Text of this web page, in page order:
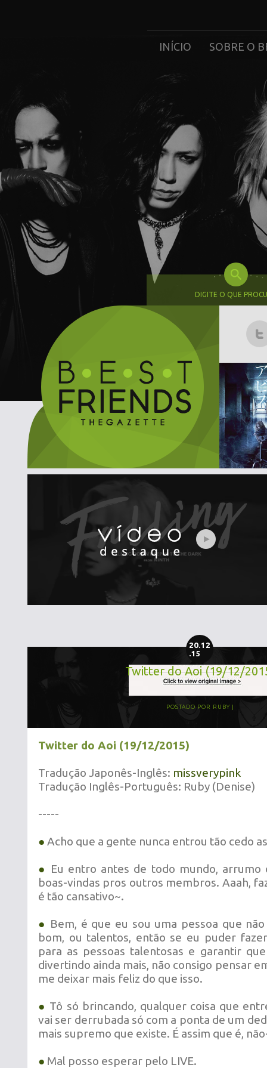
INÍCIO SOBRE O
DIGITE O QUE
20.12
.15
Twitter do Aoi (19/12/
POSTADO POR RUBY
Twitter do Aoi (19/12/2015)
Tradução Japonês-Inglês: missverypink
Tradução Inglês-Português: Ruby (Denise)
-----
● Acho que a gente nunca entrou tão cedo
● Eu entro antes de todo mundo, arrumo
boas-vindas pros outros membros. Aaah,
é tão cansativo~.
● Bem, é que eu sou uma pessoa que
bom, ou talentos, então se eu puder
para as pessoas talentosas e garantir
divertindo ainda mais, não consigo pensar
me deixar mais feliz do que isso.
● Tô só brincando, qualquer coisa que
vai ser derrubada só com a ponta de um
mais supremo que existe. É assim que é,
● Mal posso esperar pelo LIVE.